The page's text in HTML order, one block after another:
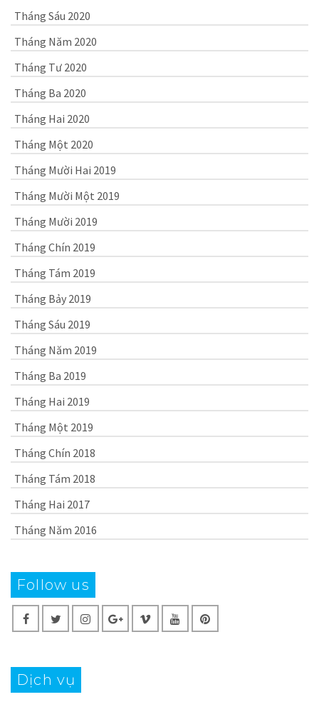
Tháng Sáu 2020
Tháng Năm 2020
Tháng Tư 2020
Tháng Ba 2020
Tháng Hai 2020
Tháng Một 2020
Tháng Mười Hai 2019
Tháng Mười Một 2019
Tháng Mười 2019
Tháng Chín 2019
Tháng Tám 2019
Tháng Bảy 2019
Tháng Sáu 2019
Tháng Năm 2019
Tháng Ba 2019
Tháng Hai 2019
Tháng Một 2019
Tháng Chín 2018
Tháng Tám 2018
Tháng Hai 2017
Tháng Năm 2016
Follow us
Dịch vụ